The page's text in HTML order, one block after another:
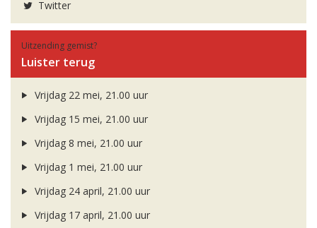
Twitter
Uitzending gemist?
Luister terug
Vrijdag 22 mei, 21.00 uur
Vrijdag 15 mei, 21.00 uur
Vrijdag 8 mei, 21.00 uur
Vrijdag 1 mei, 21.00 uur
Vrijdag 24 april, 21.00 uur
Vrijdag 17 april, 21.00 uur